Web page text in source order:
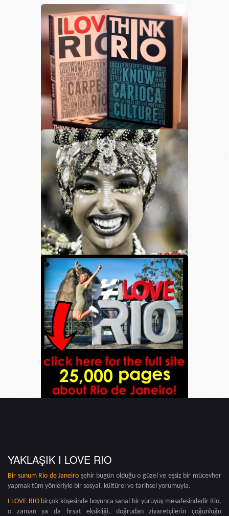
YAKLAŞIK I LOVE RIO
Bir sunum Rio de Janeiro şehir bugün olduğu o güzel ve eşsiz bir mücevher
yapmak tüm yönleriyle bir sosyal, kültürel ve tarihsel yorumuyla.
I LOVE RIObirçok köşesinde boyunca sanal bir yürüyüş mesafesindedir Rio,
o zaman ya da fırsat eksikliği, doğrudan ziyaretçilerin çoğunluğu